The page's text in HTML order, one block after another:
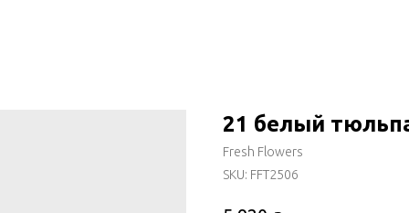
21 белый
Fresh Flowers
SKU: FFT2506